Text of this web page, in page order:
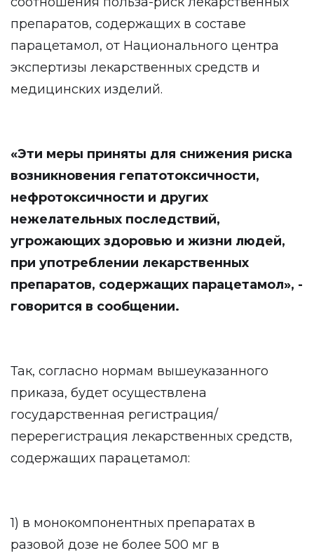
препаратов, содержащих в составе
парацетамол, от Национального центра
экспертизы лекарственных средств и
медицинских изделий.
«Эти меры приняты для снижения риска
возникновения гепатотоксичности,
нефротоксичности и других
нежелательных последствий,
угрожающих здоровью и жизни людей,
при употреблении лекарственных
препаратов, содержащих парацетамол», -
говорится в сообщении.
Так, согласно нормам вышеуказанного
приказа, будет осуществлена
государственная регистрация/
перерегистрация лекарственных средств,
содержащих парацетамол:
1) в монокомпонентных препаратах в
разовой дозе не более 500 мг в